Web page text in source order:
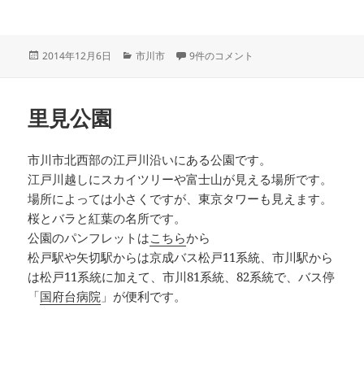
投
2014年12月6日
カ
市川市 大町自然観察園 への
9件のコメント
里見公園
市川市北西部の江戸川沿いにある公園です。
江戸川越しにスカイツリーや富士山が見える場所です。
場所によっては小さくですが、東京タワーも見えます。
桜とバラと紅葉の名所です。
公園のパンフレットはこちらから
松戸駅や矢切駅からは京成バス松戸11系統、市川駅から
は松戸11系統に加えて、市川81系統、82系統で、バス停
「国府台病院 」が便利です。